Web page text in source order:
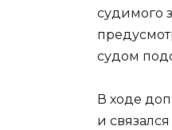
судимого
судом
В ходе
и